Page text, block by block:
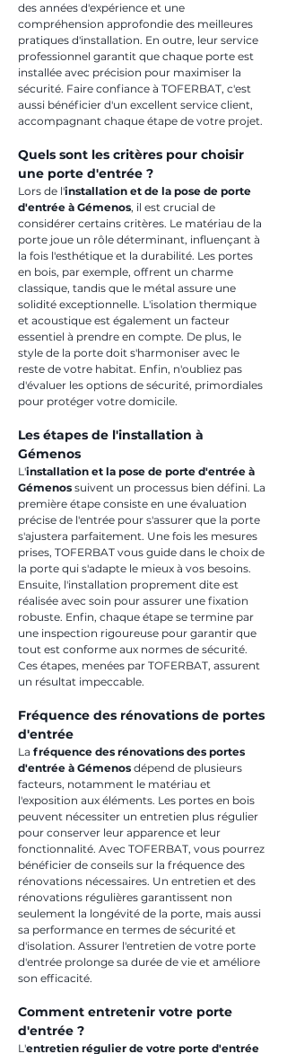
des années d'expérience et une
compréhension approfondie des meilleures
pratiques d'installation. En outre, leur service
professionnel garantit que chaque porte est
installée avec précision pour maximiser la
sécurité. Faire confiance à TOFERBAT, c'est
aussi bénéficier d'un excellent service client,
accompagnant chaque étape de votre projet.
Quels sont les critères pour choisir
une porte d'entrée ?
Lors de l'installation et de la pose de porte
d'entrée à Gémenos, il est crucial de
considérer certains critères. Le matériau de la
porte joue un rôle déterminant, influençant à
la fois l'esthétique et la durabilité. Les portes
en bois, par exemple, offrent un charme
classique, tandis que le métal assure une
solidité exceptionnelle. L'isolation thermique
et acoustique est également un facteur
essentiel à prendre en compte. De plus, le
style de la porte doit s'harmoniser avec le
reste de votre habitat. Enfin, n'oubliez pas
d'évaluer les options de sécurité, primordiales
pour protéger votre domicile.
Les étapes de l'installation à
Gémenos
L'installation et la pose de porte d'entrée à
Gémenos suivent un processus bien défini. La
première étape consiste en une évaluation
précise de l'entrée pour s'assurer que la porte
s'ajustera parfaitement. Une fois les mesures
prises, TOFERBAT vous guide dans le choix de
la porte qui s'adapte le mieux à vos besoins.
Ensuite, l'installation proprement dite est
réalisée avec soin pour assurer une fixation
robuste. Enfin, chaque étape se termine par
une inspection rigoureuse pour garantir que
tout est conforme aux normes de sécurité.
Ces étapes, menées par TOFERBAT, assurent
un résultat impeccable.
Fréquence des rénovations de portes
d'entrée
La fréquence des rénovations des portes
d'entrée à Gémenos dépend de plusieurs
facteurs, notamment le matériau et
l'exposition aux éléments. Les portes en bois
peuvent nécessiter un entretien plus régulier
pour conserver leur apparence et leur
fonctionnalité. Avec TOFERBAT, vous pourrez
bénéficier de conseils sur la fréquence des
rénovations nécessaires. Un entretien et des
rénovations régulières garantissent non
seulement la longévité de la porte, mais aussi
sa performance en termes de sécurité et
d'isolation. Assurer l'entretien de votre porte
d'entrée prolonge sa durée de vie et améliore
son efficacité.
Comment entretenir votre porte
d'entrée ?
L'entretien régulier de votre porte d'entrée